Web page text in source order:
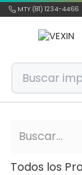
Ir al contenido
MTY (81) 1234-
Todos los